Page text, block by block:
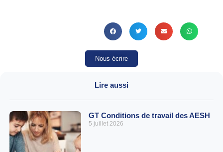
Nous écrire
Lire aussi
GT Conditions de travail des AESH
5 juillet 2026